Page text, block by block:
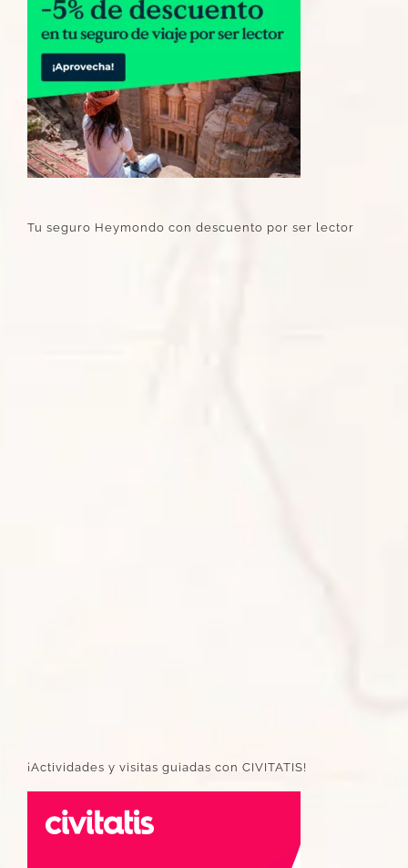
Tu seguro Heymondo con descuento por ser lector
¡Actividades y visitas guiadas con CIVITATIS!